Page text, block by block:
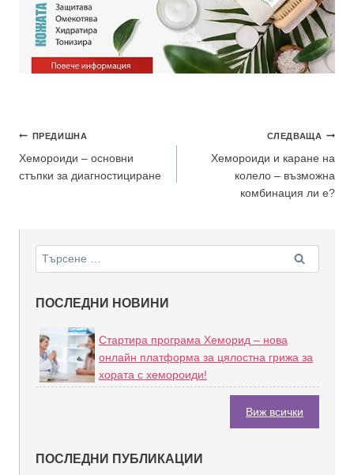
ПРЕДИШНА
Хемороиди – основни
стъпки за диагностициране
СЛЕДВАЩА
Хемороиди и каране на
колело – възможна
комбинация ли е?
ПОСЛЕДНИ НОВИНИ
Стартира програма Хеморид – нова
онлайн платформа за цялостна грижа за
хората с хемороиди!
Виж всички
ПОСЛЕДНИ ПУБЛИКАЦИИ